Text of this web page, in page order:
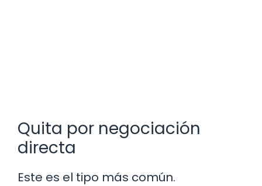
Quita por negociación
directa
Este es el tipo más común.